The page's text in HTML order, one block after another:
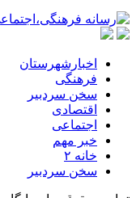
اخبارشهرستان
فرهنگی
سخن سردبیر
اقتصادی
اجتماعی
خبر مهم
خانه ۲
سخن سردبیر